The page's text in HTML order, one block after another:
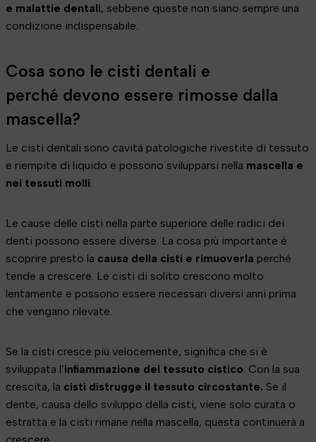
e malattie dentali, sebbene queste non siano sempre una
condizione indispensabile.
Cosa sono le cisti dentali e
perché devono essere rimosse dalla
mascella?
Le cisti dentali sono cavità patologiche rivestite di tessuto
e riempite di liquido e possono svilupparsi nella mascella e
nei tessuti molli.
Le cause delle cisti nella parte superiore delle radici dei
denti possono essere diverse. La cosa più importante è
scoprire presto la causa della cisti e rimuoverla perché
tende a crescere. Le cisti di solito crescono molto
lentamente e possono essere necessari diversi anni prima
che vengano rilevate.
Se la cisti cresce più velocemente, significa che si è
sviluppata l’infiammazione del tessuto cistico. Con la sua
crescita, la cisti distrugge il tessuto circostante. Se il
dente, causa dello sviluppo della cisti, viene solo curata o
estratta e la cisti rimane nella mascella, questa continuerà a